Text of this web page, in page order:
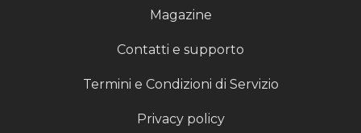
Magazine
Contatti e supporto
Termini e Condizioni di Servizio
Privacy policy